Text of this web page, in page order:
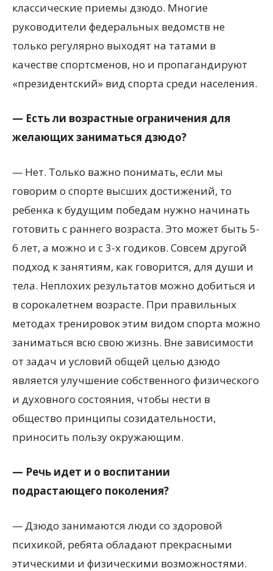
классические приемы дзюдо. Многие
руководители федеральных ведомств не
только регулярно выходят на татами в
качестве спортсменов, но и пропагандируют
«президентский» вид спорта среди населения.
— Есть ли возрастные ограничения для
желающих заниматься дзюдо?
— Нет. Только важно понимать, если мы
говорим о спорте высших достижений, то
ребенка к будущим победам нужно начинать
готовить с раннего возраста. Это может быть 5-
6 лет, а можно и с 3-х годиков. Совсем другой
подход к занятиям, как говорится, для души и
тела. Неплохих результатов можно добиться и
в сорокалетнем возрасте. При правильных
методах тренировок этим видом спорта можно
заниматься всю свою жизнь. Вне зависимости
от задач и условий общей целью дзюдо
является улучшение собственного физического
и духовного состояния, чтобы нести в
общество принципы созидательности,
приносить пользу окружающим.
— Речь идет и о воспитании
подрастающего поколения?
— Дзюдо занимаются люди со здоровой
психикой, ребята обладают прекрасными
этическими и физическими возможностями.